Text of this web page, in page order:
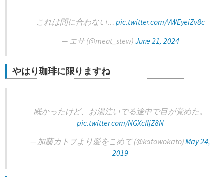
これは間に合わない… pic.twitter.com/VWEyeiZv8c
— エサ (@meat_stew) June 21, 2024
やはり珈琲に限りますね
眠かったけど、お湯注いでる途中で目が覚めた。
pic.twitter.com/NGXcfIjZ8N
— 加藤カトヲより愛をこめて (@katowokato) May 24,
2019